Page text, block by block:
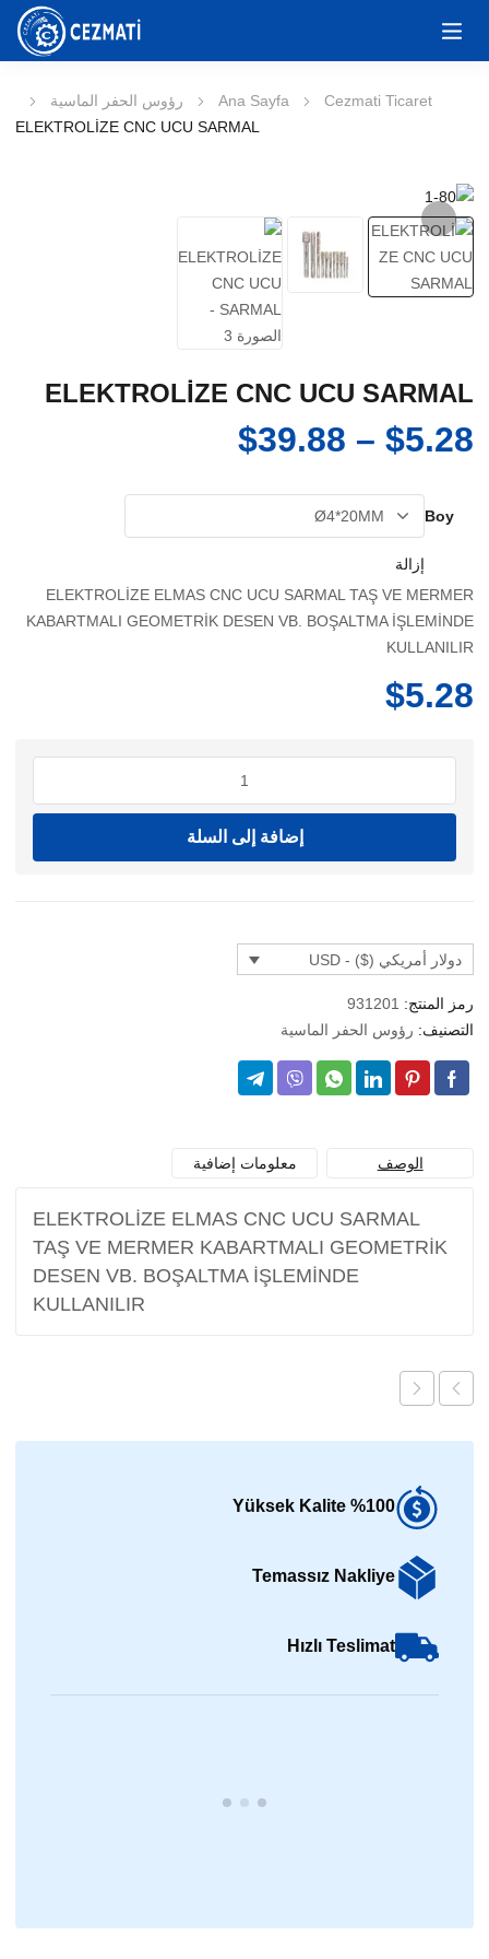
Ana Sayfa Cezmati Ticaret
رؤوس الحفر الماسية
ELEKTROLİZE CNC UCU SARMAL
ELEKTROLİZE CNC UCU SARMAL
$5.28
–
$39.88 نطاق
من
Boy
إزالة
ELEKTROLİZE ELMAS CNC UCU SARMAL TAŞ VE MERMER
KABARTMALI GEOMETRİK DESEN VB. BOŞALTMA İŞLEMİNDE
KULLANILIR
$5.28
CNC
SARMAL
إضافة إلى السلة
دولار أمريكي ($) - USD
رمز المنتج: 931201
التصنيف: رؤوس الحفر الماسية
الوصف معلومات إضافية
ELEKTROLİZE ELMAS CNC UCU SARMAL
TAŞ VE MERMER KABARTMALI GEOMETRİK
DESEN VB. BOŞALTMA İŞLEMİNDE
KULLANILIR
%100 Yüksek Kalite
Temassız Nakliye
Hızlı Teslimat